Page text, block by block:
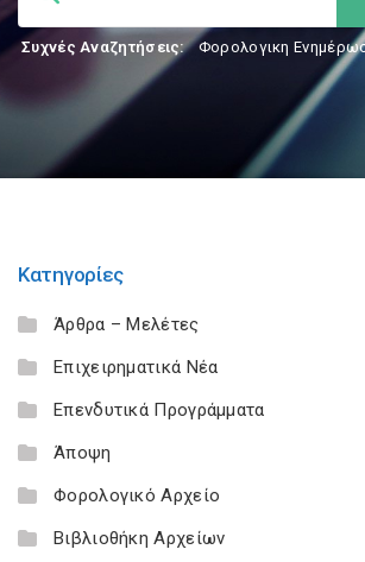
Συχνές Αναζητήσεις: Φορολογικη
Κατηγορίες
Άρθρα – Μελέτες
Επιχειρηματικά Νέα
Επενδυτικά Προγράμματα
Άποψη
Φορολογικό Αρχείο
Βιβλιοθήκη Αρχείων